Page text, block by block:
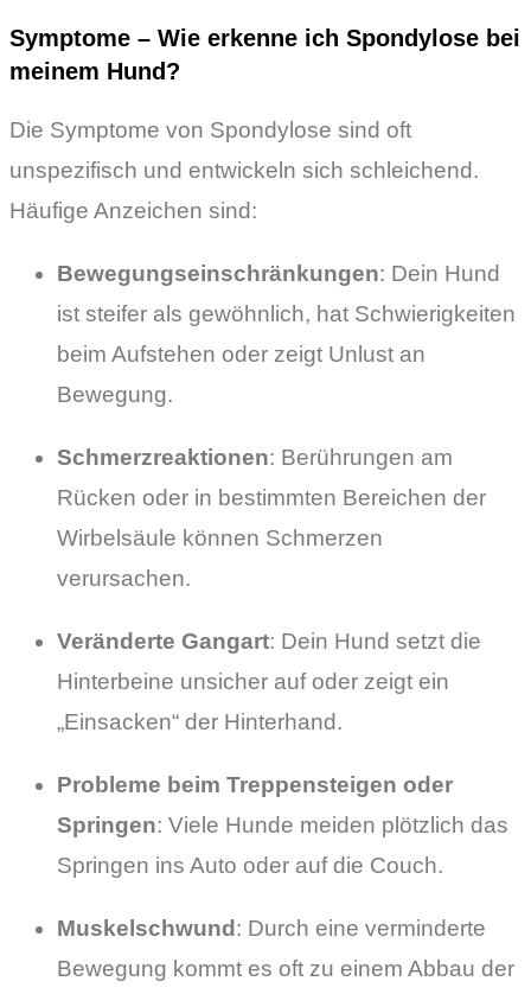
Symptome – Wie erkenne ich Spondylose bei
meinem Hund?
Die Symptome von Spondylose sind oft
unspezifisch und entwickeln sich schleichend.
Häufige Anzeichen sind:
Bewegungseinschränkungen: Dein Hund
ist steifer als gewöhnlich, hat Schwierigkeiten
beim Aufstehen oder zeigt Unlust an
Bewegung.
Schmerzreaktionen: Berührungen am
Rücken oder in bestimmten Bereichen der
Wirbelsäule können Schmerzen
verursachen.
Veränderte Gangart: Dein Hund setzt die
Hinterbeine unsicher auf oder zeigt ein
„Einsacken“ der Hinterhand.
Probleme beim Treppensteigen oder
Springen: Viele Hunde meiden plötzlich das
Springen ins Auto oder auf die Couch.
Muskelschwund : Durch eine verminderte
Bewegung kommt es oft zu einem Abbau der